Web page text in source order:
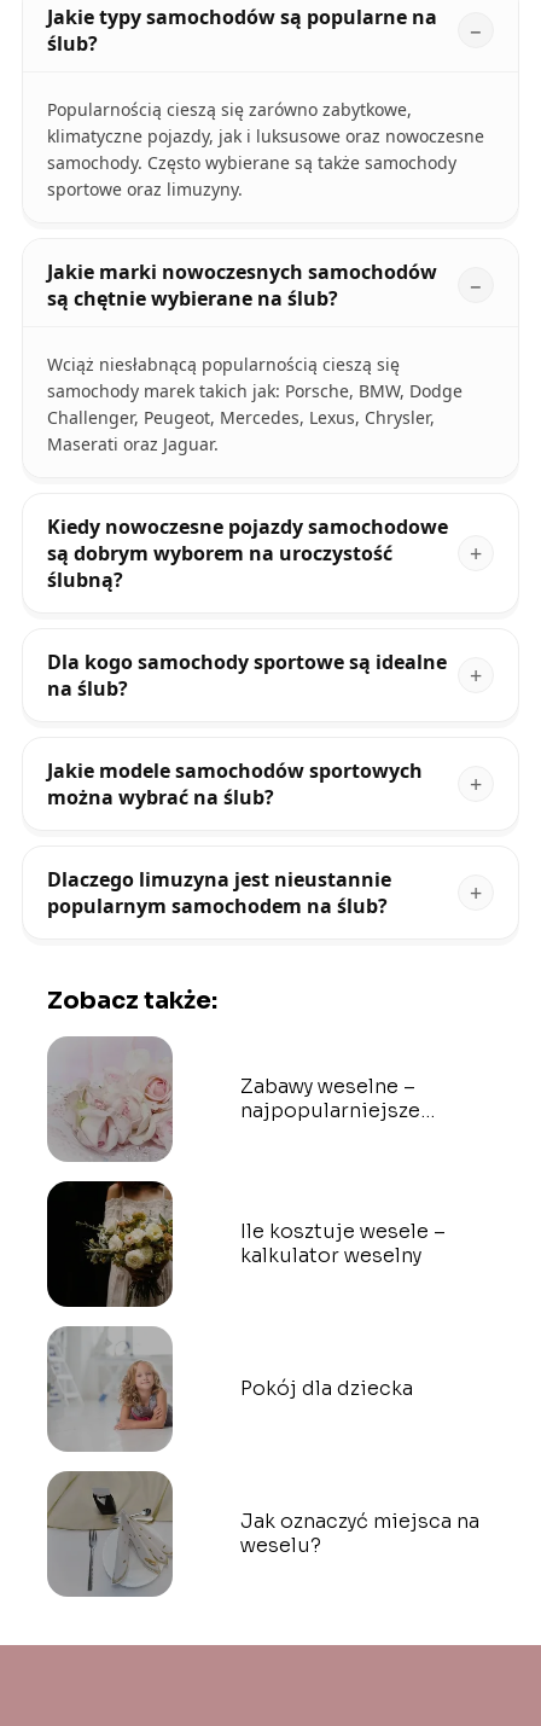
Jakie typy samochodów są popularne na
ślub?
Popularnością cieszą się zarówno zabytkowe,
klimatyczne pojazdy, jak i luksusowe oraz nowoczesne
samochody. Często wybierane są także samochody
sportowe oraz limuzyny.
Jakie marki nowoczesnych samochodów
są chętnie wybierane na ślub?
Wciąż niesłabnącą popularnością cieszą się
samochody marek takich jak: Porsche, BMW, Dodge
Challenger, Peugeot, Mercedes, Lexus, Chrysler,
Maserati oraz Jaguar.
Kiedy nowoczesne pojazdy samochodowe
są dobrym wyborem na uroczystość
ślubną?
Dla kogo samochody sportowe są idealne
na ślub?
Jakie modele samochodów sportowych
można wybrać na ślub?
Dlaczego limuzyna jest nieustannie
popularnym samochodem na ślub?
Zobacz także:
Zabawy weselne –
najpopularniejsze
Ile kosztuje wesele –
kalkulator weselny
Pokój dla dziecka
Jak oznaczyć miejsca na
weselu?